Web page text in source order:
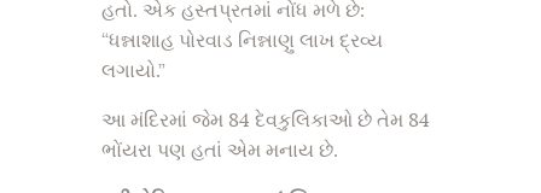
હતો. એક હસ્તપ્રતમાં નોંધ મળે છે:
“ધન્નાશાહ પોરવાડ નિન્નાણુ લાખ દ્રવ્ય
લગાયો.”
આ મંદિરમાં જેમ 84 દેવકુલિકાઓ છે તેમ 84
ભોંયરા પણ હતાં એમ મનાય છે.